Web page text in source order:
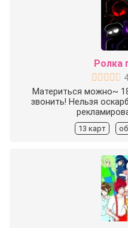
Ролка
Материться можно~
звонить! Нельзя
13 карт